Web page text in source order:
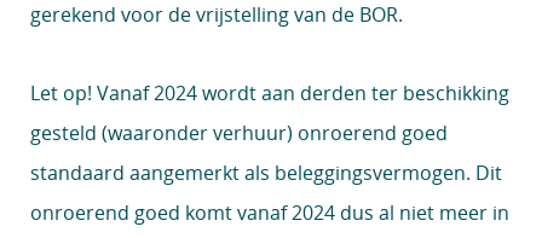
gerekend voor de vrijstelling van de BOR.
Let op! Vanaf 2024 wordt aan derden ter beschikking
gesteld (waaronder verhuur) onroerend goed
standaard aangemerkt als beleggingsvermogen. Dit
onroerend goed komt vanaf 2024 dus al niet meer in